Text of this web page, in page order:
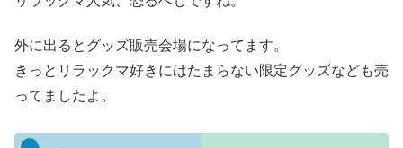
外に出るとグッズ販売会場になってます。
きっとリラックマ好きにはたまらない限定グッズなども売
ってましたよ。